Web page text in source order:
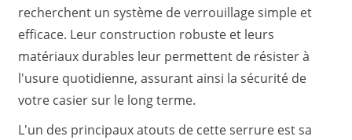
recherchent un système de verrouillage simple et
efficace. Leur construction robuste et leurs
matériaux durables leur permettent de résister à
l'usure quotidienne, assurant ainsi la sécurité de
votre casier sur le long terme.
L'un des principaux atouts de cette serrure est sa